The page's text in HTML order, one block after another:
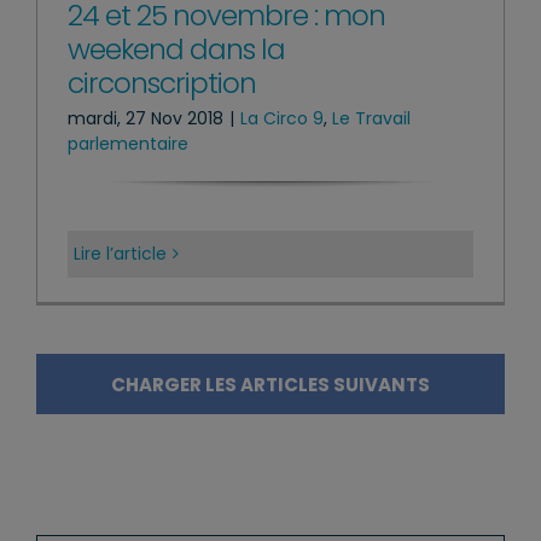
24 et 25 novembre : mon
weekend dans la
circonscription
mardi, 27 Nov 2018 | La Circo 9, Le Travail
parlementaire
Lire l’article
CHARGER LES ARTICLES SUIVANTS